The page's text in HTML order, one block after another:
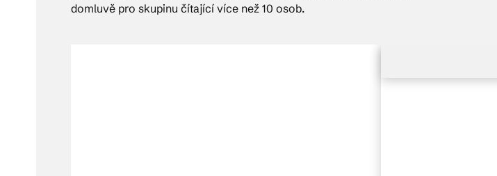
domluvě pro skupinu čítající více než 10 osob.